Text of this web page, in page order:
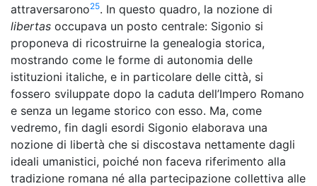
attraversarono25. In questo quadro, la nozione di
libertas occupava un posto centrale: Sigonio si
proponeva di ricostruirne la genealogia storica,
mostrando come le forme di autonomia delle
istituzioni italiche, e in particolare delle città, si
fossero sviluppate dopo la caduta dell’Impero Romano
e senza un legame storico con esso. Ma, come
vedremo, fin dagli esordi Sigonio elaborava una
nozione di libertà che si discostava nettamente dagli
ideali umanistici, poiché non faceva riferimento alla
tradizione romana né alla partecipazione collettiva alle